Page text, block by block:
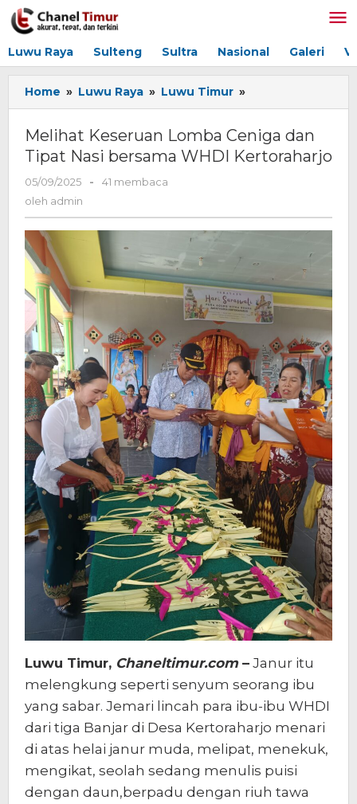
Lewati
ke
Luwu Raya Sulteng Sultra Nasional Galeri
Home » Luwu Raya » Luwu Timur »
Keseruan
Ceniga
dan
Melihat Keseruan Lomba Ceniga dan
Tipat Nasi bersama WHDI Kertoraharjo
05/09/2025
oleh
-
41 membaca
oleh admin
Luwu Timur, Chaneltimur.com– Janur itu
melengkung seperti senyum seorang ibu
yang sabar. Jemari lincah para ibu-ibu WHDI
dari tiga Banjar di Desa Kertoraharjo menari
di atas helai janur muda, melipat, menekuk,
mengikat, seolah sedang menulis puisi
dengan daun,berpadu dengan riuh tawa